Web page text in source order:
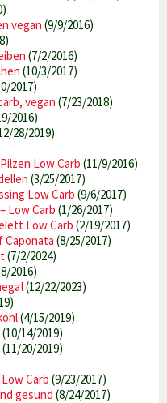
vegan (9/9/2016)
(7/2/2016)
(10/3/2017)
2017)
vegan (7/23/2018)
2016)
28/2019)
Low Carb (11/9/2016)
(3/25/2017)
Low Carb (9/6/2017)
Low Carb (1/26/2017)
Low Carb (2/19/2017)
Caponata (8/25/2017)
(7/2/2024)
2016)
(12/22/2023)
(4/15/2019)
(10/14/2019)
(11/20/2019)
Carb (9/23/2017)
gesund (8/24/2017)